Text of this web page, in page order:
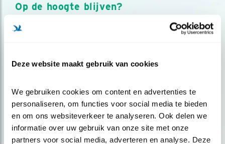
Deze website maakt gebruik van cookies
We gebruiken cookies om content en advertenties te
personaliseren, om functies voor social media te bieden
en om ons websiteverkeer te analyseren. Ook delen we
informatie over uw gebruik van onze site met onze
partners voor social media, adverteren en analyse. Deze
Op de hoogte blijven?
Meld je aan en ontvang nieuws, inspiratie, acties en tips
over vogels en activiteiten van Vogelbescherming.